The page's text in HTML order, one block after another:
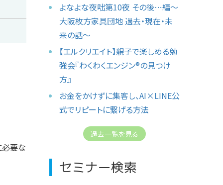
必要な
よなよな夜咄第10夜 その後⋯編〜
大阪枚方家具団地 過去・現在・未
来の話〜
【エルクリエイト】親子で楽しめる勉
強会『わくわくエンジン®︎の見つけ
方』
お金をかけずに集客し、AI×LINE公
式でリピートに繋げる方法
過去一覧を見る
セミナー検索